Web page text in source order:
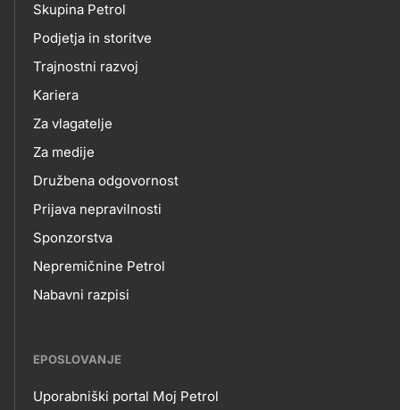
skupno.footer-
title???
O
NAS
Skupina Petrol
Podjetja in storitve
Trajnostni razvoj
Kariera
Za vlagatelje
Za medije
Družbena odgovornost
Prijava nepravilnosti
Sponzorstva
Nepremičnine Petrol
Nabavni razpisi
EPOSLOVANJE
Uporabniški portal Moj Petrol